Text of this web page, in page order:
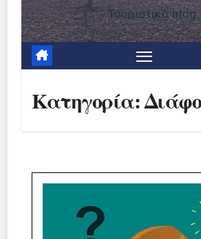
Τουριστικό blog.
Κατηγορία: